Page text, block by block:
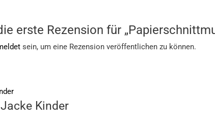
erste Rezension für
sein, um eine Rezension veröffentlichen zu können.
Kinder